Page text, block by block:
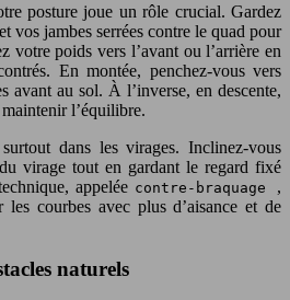
posture joue un rôle crucial. Gardez
vos jambes serrées contre le quad pour
votre poids vers l’avant ou l’arrière en
En montée, penchez-vous vers
avant au sol. À l’inverse, en descente,
l’équilibre.
dans les virages. Inclinez-vous
virage tout en gardant le regard fixé
appelée contre-braquage ,
les courbes avec plus d’aisance et de
naturels